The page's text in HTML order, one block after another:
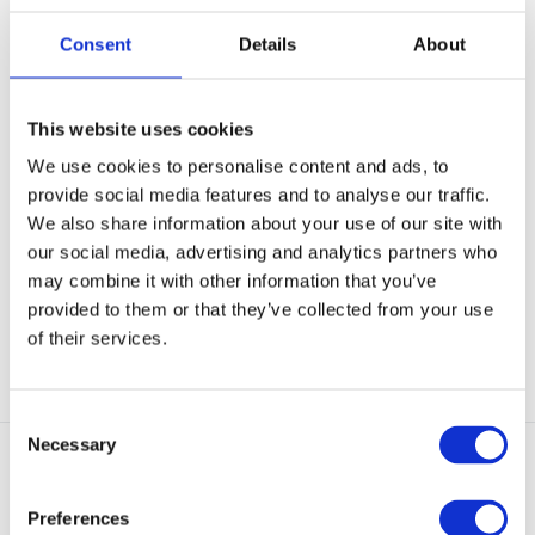
Consent Details About
This website uses cookies
We use cookies to personalise content and ads, to
provide social media features and to analyse our traffic.
We also share information about your use of our site with
our social media, advertising and analytics partners who
may combine it with other information that you’ve
provided to them or that they’ve collected from your use
of their services.
Selection
Necessary
Preferences
GearPoint IFAK Basic Set - TQ
Orange (al...
LET OP: Pouch wordt NIET
meegeleverd! Het gaat h...
Niet op voorraad
€ 138,50
Bekijken
CarePlus First Aid Kit -
Compact
Compacte, handzame set met
een basispakket EHBO-...
Op voorraad